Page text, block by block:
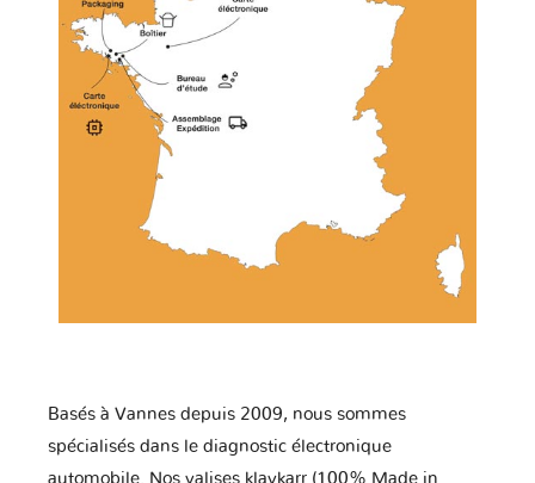
Basés à Vannes depuis 2009, nous sommes
spécialisés dans le diagnostic électronique
automobile. Nos valises klavkarr (100% Made in